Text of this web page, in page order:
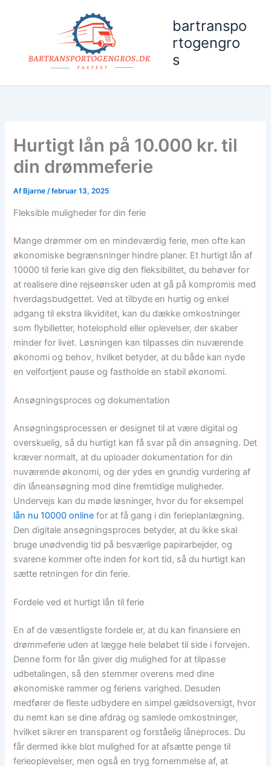
bartranspo
rtogengro
s
Hurtigt lån på 10.000 kr. til
din drømmeferie
Af Bjarne/februar 13, 2025
Fleksible muligheder for din ferie
Mange drømmer om en mindeværdig ferie, men ofte kan
økonomiske begrænsninger hindre planer. Et hurtigt lån af
10000 til ferie kan give dig den fleksibilitet, du behøver for
at realisere dine rejseønsker uden at gå på kompromis med
hverdagsbudgettet. Ved at tilbyde en hurtig og enkel
adgang til ekstra likviditet, kan du dække omkostninger
som flybilletter, hotelophold eller oplevelser, der skaber
minder for livet. Løsningen kan tilpasses din nuværende
økonomi og behov, hvilket betyder, at du både kan nyde
en velfortjent pause og fastholde en stabil økonomi.
Ansøgningsproces og dokumentation
Ansøgningsprocessen er designet til at være digital og
overskuelig, så du hurtigt kan få svar på din ansøgning. Det
kræver normalt, at du uploader dokumentation for din
nuværende økonomi, og der ydes en grundig vurdering af
din låneansøgning mod dine fremtidige muligheder.
Undervejs kan du møde løsninger, hvor du for eksempel
lån nu 10000 online for at få gang i din ferieplanlægning.
Den digitale ansøgningsproces betyder, at du ikke skal
bruge unødvendig tid på besværlige papirarbejder, og
svarene kommer ofte inden for kort tid, så du hurtigt kan
sætte retningen for din ferie.
Fordele ved et hurtigt lån til ferie
En af de væsentligste fordele er, at du kan finansiere en
drømmeferie uden at lægge hele beløbet til side i forvejen.
Denne form for lån giver dig mulighed for at tilpasse
udbetalingen, så den stemmer overens med dine
økonomiske rammer og feriens varighed. Desuden
medfører de fleste udbydere en simpel gældsoversigt, hvor
du nemt kan se dine afdrag og samlede omkostninger,
hvilket sikrer en transparent og forståelig låneproces. Du
får dermed ikke blot mulighed for at afsætte penge til
ferieoplevelser, men også en tryg fornemmelse af, at